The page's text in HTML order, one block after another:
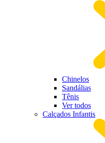
Chinelos
Sandálias
Tênis
Ver todos
Calçados Infantis